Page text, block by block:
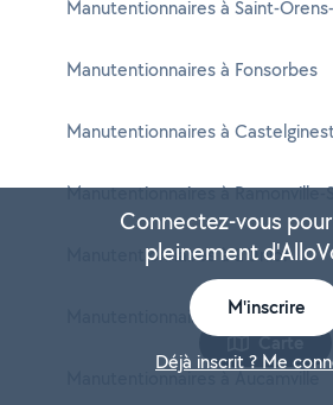
Manutentionnaires à Saint-
Manutentionnaires à Fonsorbes
Manutentionnaires à
Manutentionnaires à Ramonville-
Manutentionnaires à L'Union
Manutentionnaires à Launaguet
Manutentionnaires à Aucamville
Carte
Connectez-vous
pleinement
M'inscrire
Déjà inscrit ? Me